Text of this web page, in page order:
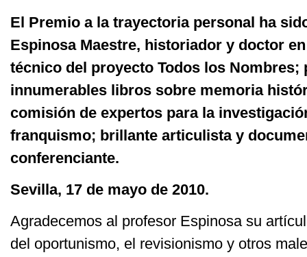
El Premio a la trayectoria personal ha
Espinosa Maestre, historiador y doctor
técnico del proyecto Todos los Nombres;
innumerables libros sobre memoria
comisión de expertos para la
franquismo; brillante articulista y
conferenciante.
Sevilla, 17 de mayo de 2010.
Agradecemos al profesor Espinosa su
del oportunismo, el revisionismo y otros